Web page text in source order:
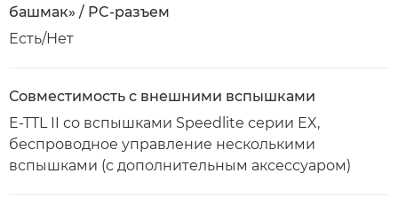
башмак» / PC-разъем
Есть/Нет
Совместимость с внешними вспышками
E-TTL II со вспышками Speedlite серии EX,
беспроводное управление несколькими
вспышками (с дополнительным аксессуаром)